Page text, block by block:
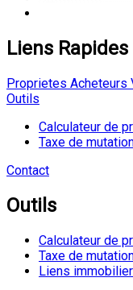
Liens Rapides
Proprietes Acheteurs
Outils
Calculateur de
Taxe de
Contact
Outils
Calculateur de
Taxe de
Liens